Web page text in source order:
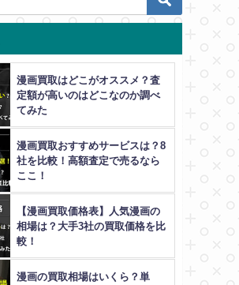
漫画買取はどこがオススメ？査
定額が高いのはどこなのか調べ
てみた
漫画買取おすすめサービスは？8
社を比較！高額査定で売るなら
ここ！
【漫画買取価格表】人気漫画の
相場は？大手3社の買取価格を比
較！
漫画の買取相場はいくら？単